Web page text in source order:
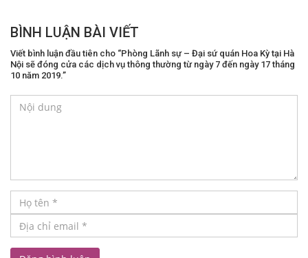
BÌNH LUẬN BÀI VIẾT
Viết bình luận đầu tiên cho “Phòng Lãnh sự – Đại sứ quán Hoa Kỳ tại Hà
Nội sẽ đóng cửa các dịch vụ thông thường từ ngày 7 đến ngày 17 tháng
10 năm 2019.”